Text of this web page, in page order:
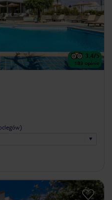
3.4/5
183 opinie